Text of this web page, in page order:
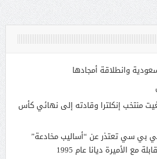
وانطلاقة أمجادها
منتخب إنكلترا وقادته إلى نهائي كأس
بي سي تعتذر عن “أساليب مخادعة”
الأميرة ديانا عام 1995